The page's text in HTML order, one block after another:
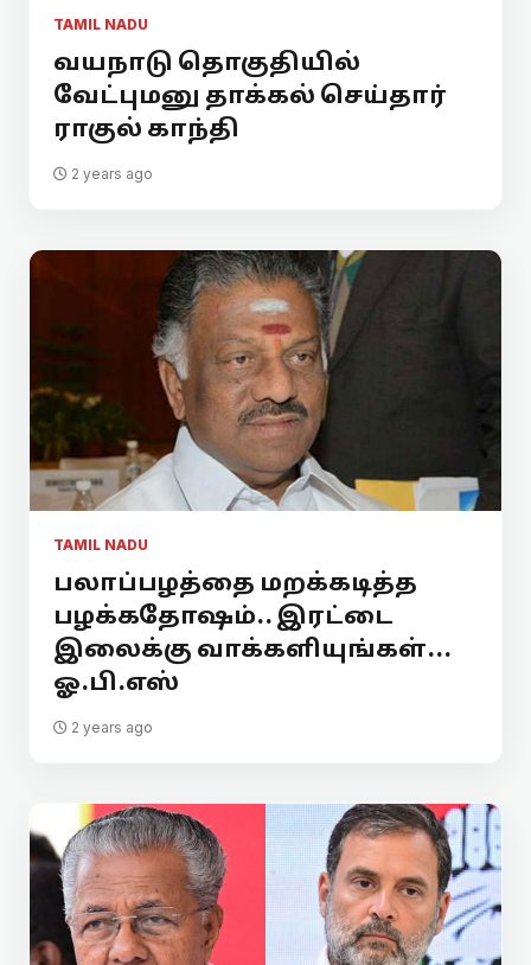
TAMIL NADU
வயநாடு தொகுதியில்
வேட்புமனு தாக்கல் செய்தார்
ராகுல் காந்தி
2 years ago
TAMIL NADU
பலாப்பழத்தை மறக்கடித்த
பழக்கதோஷம்.. இரட்டை
இலைக்கு வாக்களியுங்கள்...
ஓ.பி.எஸ்
2 years ago